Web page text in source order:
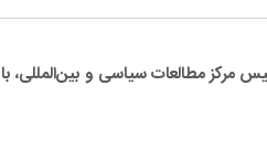
مرکز مطالعات سیاسی و بین‌المللی، با